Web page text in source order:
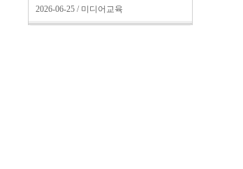
2026-06-25 / 미디어교육